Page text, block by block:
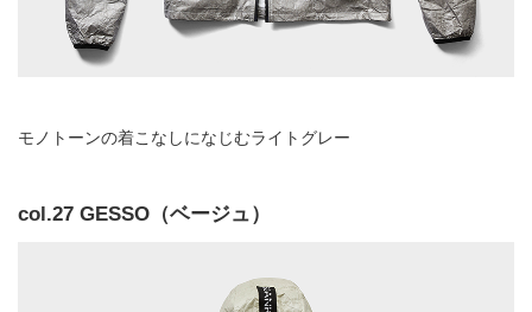
モノトーンの着こなしになじむライトグレー
col.27 GESSO（ベージュ）